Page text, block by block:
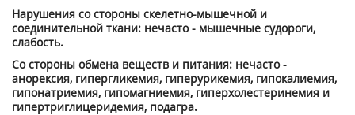
Нарушения со стороны скелетно-мышечной и
соединительной ткани: нечасто - мышечные судороги,
слабость.
Со стороны обмена веществ и питания: нечасто -
анорексия, гипергликемия, гиперурикемия, гипокалиемия,
гипонатриемия, гипомагниемия, гиперхолестеринемия и
гипертриглицеридемия, подагра.